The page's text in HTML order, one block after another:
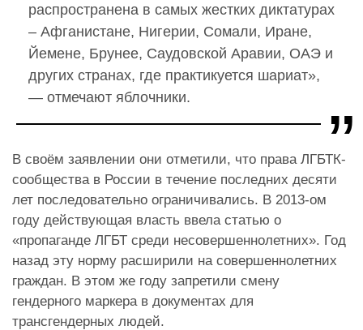
распространена в самых жестких диктатурах
– Афганистане, Нигерии, Сомали, Иране,
Йемене, Брунее, Саудовской Аравии, ОАЭ и
других странах, где практикуется шариат»,
— отмечают яблочники.
В своём заявлении они отметили, что права ЛГБТК-
сообщества в России в течение последних десяти
лет последовательно ограничивались. В 2013-ом
году действующая власть ввела статью о
«пропаганде ЛГБТ среди несовершеннолетних». Год
назад эту норму расширили на совершеннолетних
граждан. В этом же году запретили смену
гендерного маркера в документах для
трансгендерных людей.